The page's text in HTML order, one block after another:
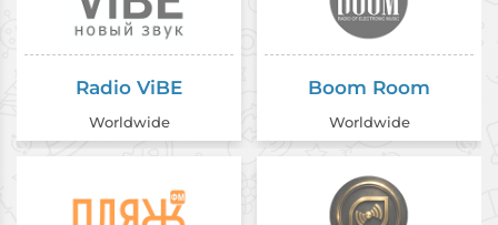
Radio ViBE
Worldwide
Boom Room
Worldwide